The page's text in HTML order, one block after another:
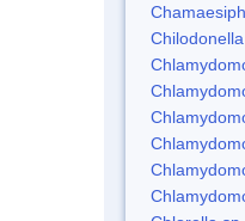
Chilodonella